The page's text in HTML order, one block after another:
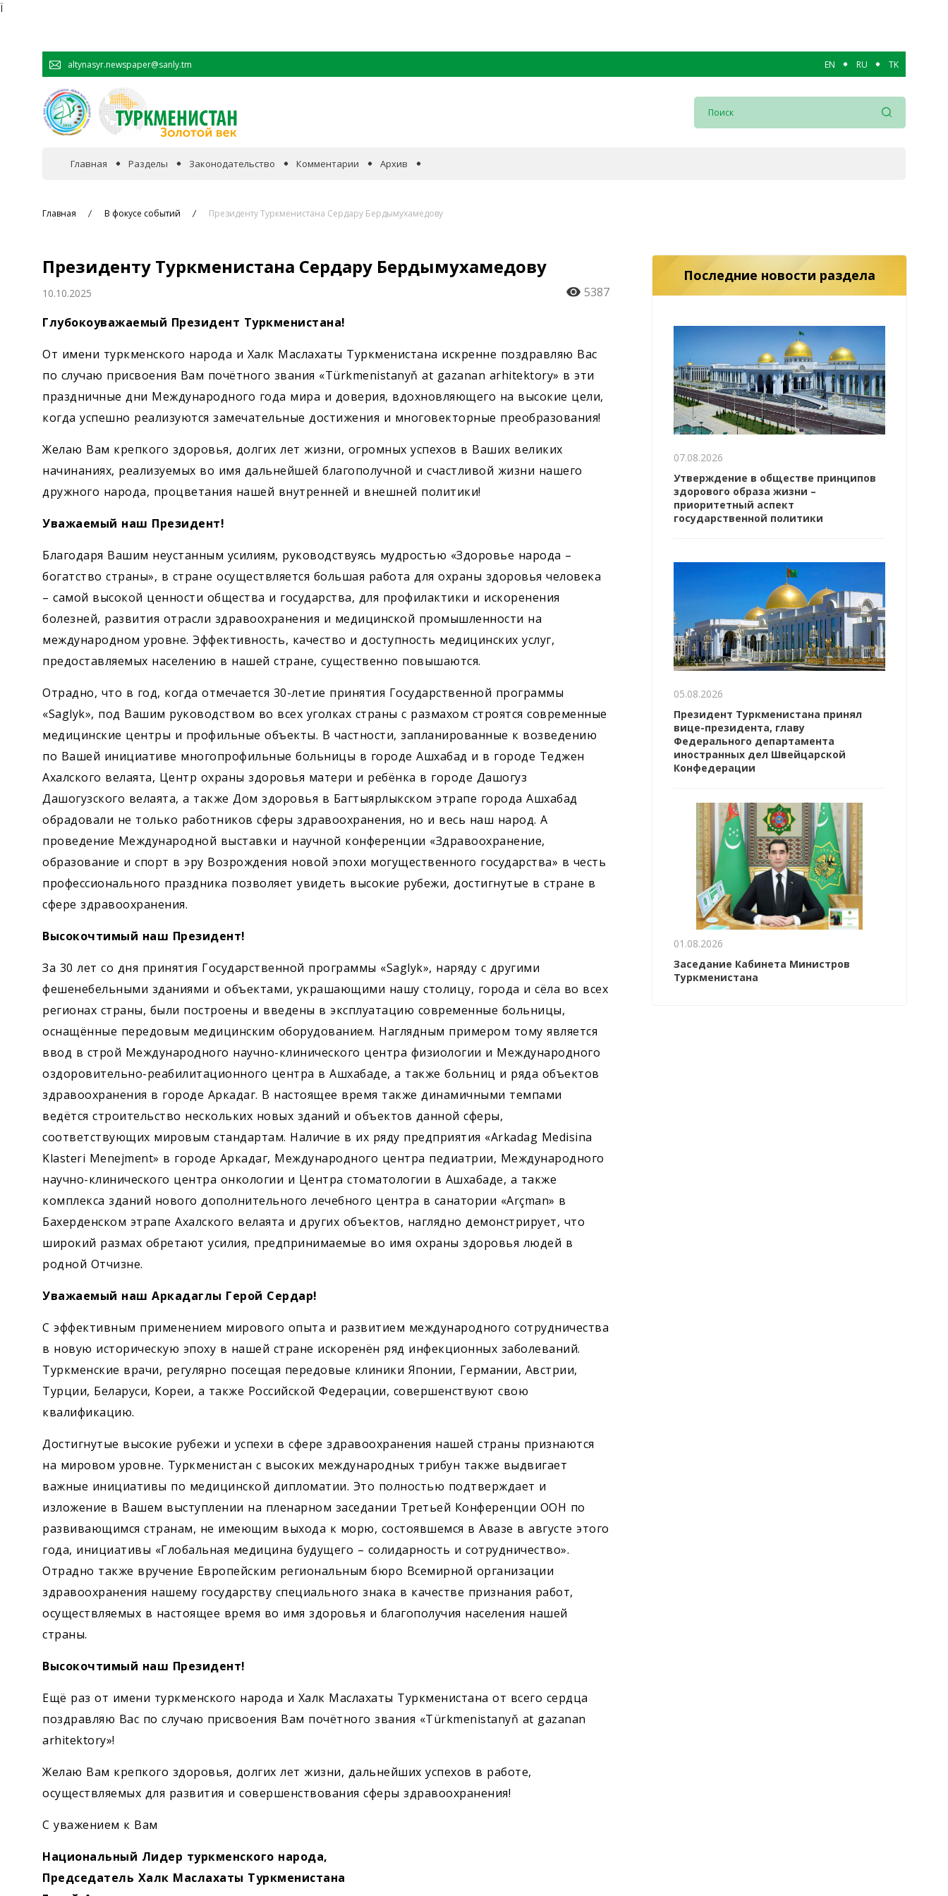
Ï
altynasyr.newspaper@sanly.tm EN RU TK
Главная Разделы
Сотрудничество
Экономика
Общество
Культура
Спорт
Законодательство Комментарии Архив
Главная В фокусе событий Президенту Туркменистана Сердару Бердымухамедову
Президенту Туркменистана Сердару Бердымухамедову
10.10.2025
5387
Глубокоуважаемый Президент Туркменистана!
От имени туркменского народа и Халк Маслахаты Туркменистана искренне поздравляю Вас
по случаю присвоения Вам почётного звания «Türkmenistanyň at gazanan arhitektory» в эти
праздничные дни Международного года мира и доверия, вдохновляющего на высокие цели,
когда успешно реализуются замечательные достижения и многовекторные преобразования!
Желаю Вам крепкого здоровья, долгих лет жизни, огромных успехов в Ваших великих
начинаниях, реализуемых во имя дальнейшей благополучной и счастливой жизни нашего
дружного народа, процветания нашей внутренней и внешней политики!
Уважаемый наш Президент!
Благодаря Вашим неустанным усилиям, руководствуясь мудростью «Здоровье народа –
богатство страны», в стране осуществляется большая работа для охраны здоровья человека
– самой высокой ценности общества и государства, для профилактики и искоренения
болезней, развития отрасли здравоохранения и медицинской промышленности на
международном уровне. Эффективность, качество и доступность медицинских услуг,
предоставляемых населению в нашей стране, существенно повышаются.
Отрадно, что в год, когда отмечается 30-летие принятия Государственной программы
«Saglyk», под Вашим руководством во всех уголках страны с размахом строятся современные
медицинские центры и профильные объекты. В частности, запланированные к возведению
по Вашей инициативе многопрофильные больницы в городе Ашхабад и в городе Теджен
Ахалского велаята, Центр охраны здоровья матери и ребёнка в городе Дашогуз
Дашогузского велаята, а также Дом здоровья в Багтыярлыкском этрапе города Ашхабад
обрадовали не только работников сферы здравоохранения, но и весь наш народ. А
проведение Международной выставки и научной конференции «Здравоохранение,
образование и спорт в эру Возрождения новой эпохи могущественного государства» в честь
профессионального праздника позволяет увидеть высокие рубежи, достигнутые в стране в
сфере здравоохранения.
Высокочтимый наш Президент!
За 30 лет со дня принятия Государственной программы «Saglyk», наряду с другими
фешенебельными зданиями и объектами, украшающими нашу столицу, города и сёла во всех
регионах страны, были построены и введены в эксплуатацию современные больницы,
оснащённые передовым медицинским оборудованием. Наглядным примером тому является
ввод в строй Международного научно-клинического центра физиологии и Международного
оздоровительно-реабилитационного центра в Ашхабаде, а также больниц и ряда объектов
здравоохранения в городе Аркадаг. В настоящее время также динамичными темпами
ведётся строительство нескольких новых зданий и объектов данной сферы,
соответствующих мировым стандартам. Наличие в их ряду предприятия «Arkadag Medisina
Klasteri Menejment» в городе Аркадаг, Международного центра педиатрии, Международного
научно-клинического центра онкологии и Центра стоматологии в Ашхабаде, а также
комплекса зданий нового дополнительного лечебного центра в санатории «Arçman» в
Бахерденском этрапе Ахалского велаята и других объектов, наглядно демонстрирует, что
широкий размах обретают усилия, предпринимаемые во имя охраны здоровья людей в
родной Отчизне.
Уважаемый наш Аркадаглы Герой Сердар!
С эффективным применением мирового опыта и развитием международного сотрудничества
в новую историческую эпоху в нашей стране искоренён ряд инфекционных заболеваний.
Туркменские врачи, регулярно посещая передовые клиники Японии, Германии, Австрии,
Турции, Беларуси, Кореи, а также Российской Федерации, совершенствуют свою
квалификацию.
Достигнутые высокие рубежи и успехи в сфере здравоохранения нашей страны признаются
на мировом уровне. Туркменистан с высоких международных трибун также выдвигает
важные инициативы по медицинской дипломатии. Это полностью подтверждает и
изложение в Вашем выступлении на пленарном заседании Третьей Конференции ООН по
развивающимся странам, не имеющим выхода к морю, состоявшемся в Авазе в августе этого
года, инициативы «Глобальная медицина будущего – солидарность и сотрудничество».
Отрадно также вручение Европейским региональным бюро Всемирной организации
здравоохранения нашему государству специального знака в качестве признания работ,
осуществляемых в настоящее время во имя здоровья и благополучия населения нашей
страны.
Высокочтимый наш Президент!
Ещё раз от имени туркменского народа и Халк Маслахаты Туркменистана от всего сердца
поздравляю Вас по случаю присвоения Вам почётного звания «Türkmenistanyň at gazanan
arhitektory»!
Желаю Вам крепкого здоровья, долгих лет жизни, дальнейших успехов в работе,
осуществляемых для развития и совершенствования сферы здравоохранения!
С уважением к Вам
Национальный Лидер туркменского народа,
Председатель Халк Маслахаты Туркменистана
Последние новости раздела
07.08.2026
Утверждение в обществе принципов
здорового образа жизни –
приоритетный аспект
государственной политики
05.08.2026
Президент Туркменистана принял
вице-президента, главу
Федерального департамента
иностранных дел Швейцарской
Конфедерации
01.08.2026
Заседание Кабинета Министров
Туркменистана